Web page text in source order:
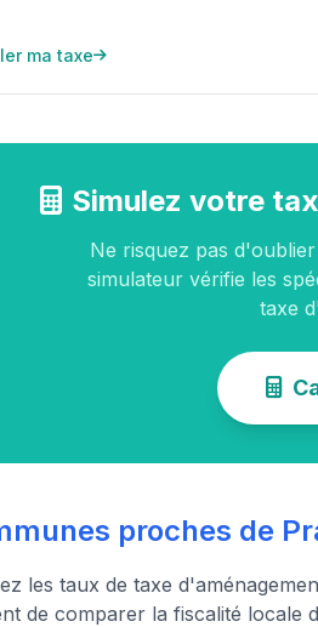
ma taxe
Simulez votre
Ne risquez pas
simulateur vérifie les
taxe
proches de
les taux de taxe
de comparer la fiscalité locale